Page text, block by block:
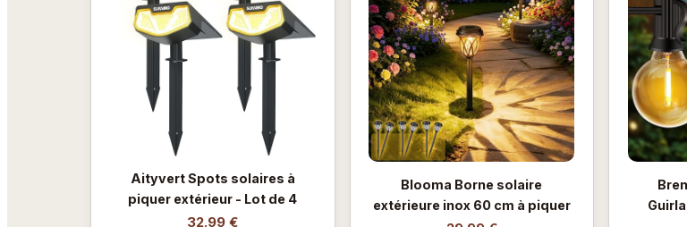
Aityvert Spots solaires à
piquer extérieur - Lot de 4
32.99 €
Blooma Borne solaire
extérieure inox 60 cm à piquer